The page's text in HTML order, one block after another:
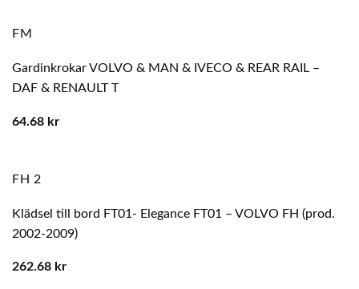
FM
Gardinkrokar VOLVO & MAN & IVECO & REAR RAIL –
DAF & RENAULT T
64.68 kr
FH 2
Klädsel till bord FT01- Elegance FT01 – VOLVO FH (prod.
2002-2009)
262.68 kr